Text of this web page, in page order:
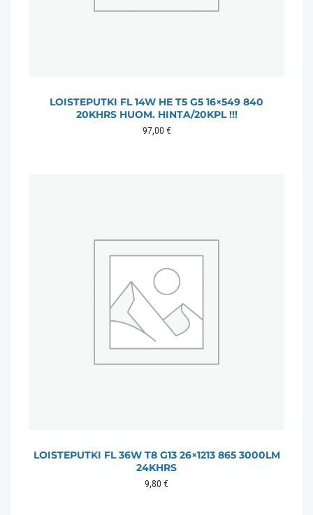
LOISTEPUTKI FL 14W HE T5 G5 16×549 840
20KHRS HUOM. HINTA/20KPL !!!
97,00€
LOISTEPUTKI FL 36W T8 G13 26×1213 865 3000LM
24KHRS
9,80€